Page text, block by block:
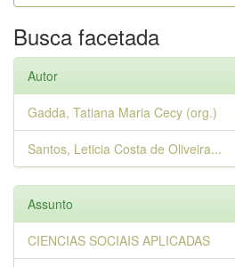
Busca facetada
Autor
Gadda, Tatiana Maria Cecy (org.)
Santos, Leticia Costa de Oliveira...
Assunto
CIENCIAS SOCIAIS APLICADAS